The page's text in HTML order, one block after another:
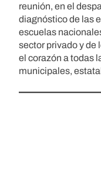
reunión, en el
diagnóstico de las
escuelas
sector privado y de
el corazón a todas
municipales,